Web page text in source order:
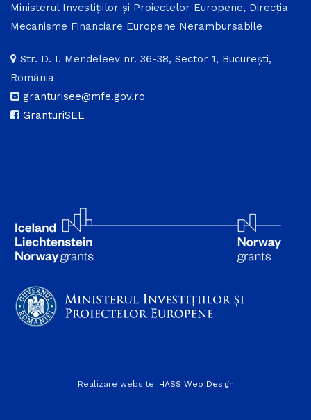
Ministerul Investițiilor și Proiectelor Europene, Direcția
Mecanisme Financiare Europene Nerambursabile
Str. D. I. Mendeleev nr. 36-38, Sector 1, București,
România
granturisee@mfe.gov.ro
GranturiSEE
Realizare website: HASS Web Design